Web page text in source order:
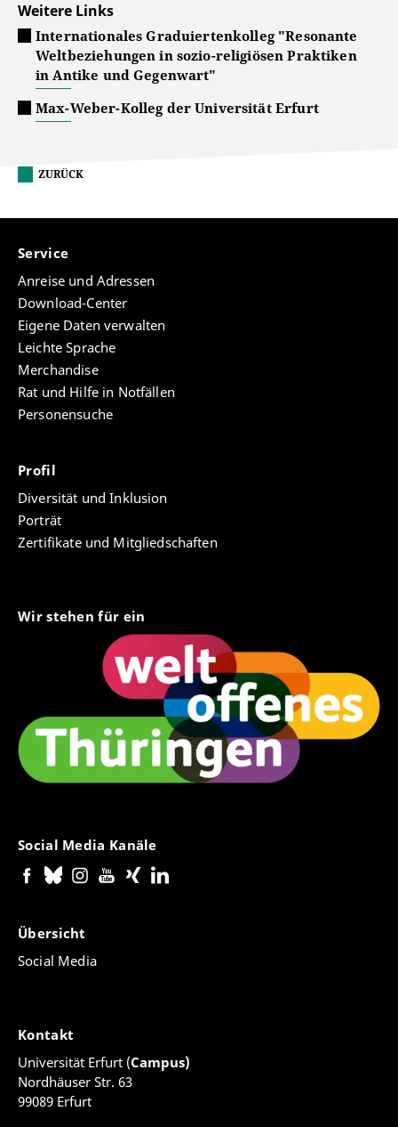
Weitere Links
Internationales Graduiertenkolleg "Resonante
Weltbeziehungen in sozio-religiösen Praktiken
in Antike und Gegenwart"
Max-Weber-Kolleg der Universität Erfurt
ZURÜCK
Service
Anreise und Adressen
Download-Center
Eigene Daten verwalten
Leichte Sprache
Merchandise
Rat und Hilfe in Notfällen
Personensuche
Profil
Diversität und Inklusion
Porträt
Zertifikate und Mitgliedschaften
Wir stehen für ein
Social Media Kanäle
Übersicht
Social Media
Kontakt
Universität Erfurt (Campus)
Nordhäuser Str. 63
99089 Erfurt